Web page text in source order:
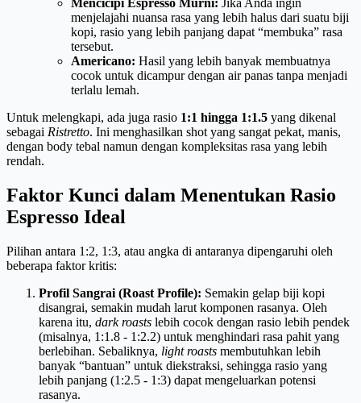
Mencicipi Espresso Murni: Jika Anda ingin
menjelajahi nuansa rasa yang lebih halus dari suatu biji
kopi, rasio yang lebih panjang dapat “membuka” rasa
tersebut.
Americano: Hasil yang lebih banyak membuatnya
cocok untuk dicampur dengan air panas tanpa menjadi
terlalu lemah.
Untuk melengkapi, ada juga rasio 1:1 hingga 1:1.5 yang dikenal
sebagai Ristretto. Ini menghasilkan shot yang sangat pekat, manis,
dengan body tebal namun dengan kompleksitas rasa yang lebih
rendah.
Faktor Kunci dalam Menentukan Rasio
Espresso Ideal
Pilihan antara 1:2, 1:3, atau angka di antaranya dipengaruhi oleh
beberapa faktor kritis:
Profil Sangrai (Roast Profile): Semakin gelap biji kopi
disangrai, semakin mudah larut komponen rasanya. Oleh
karena itu, dark roasts lebih cocok dengan rasio lebih pendek
(misalnya, 1:1.8 - 1:2.2) untuk menghindari rasa pahit yang
berlebihan. Sebaliknya, light roasts membutuhkan lebih
banyak “bantuan” untuk diekstraksi, sehingga rasio yang
lebih panjang (1:2.5 - 1:3) dapat mengeluarkan potensi
rasanya.